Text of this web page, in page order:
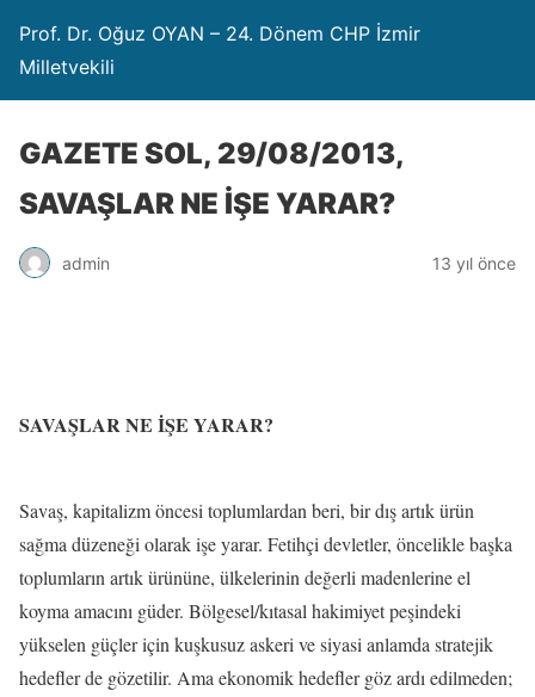
Prof. Dr. Oğuz OYAN – 24. Dönem CHP İzmir
Milletvekili
GAZETE SOL, 29/08/2013,
SAVAŞLAR NE İŞE YARAR?
admin 13 yıl önce
SAVAŞLAR NE İŞE YARAR?
Savaş, kapitalizm öncesi toplumlardan beri, bir dış artık ürün
sağma düzeneği olarak işe yarar. Fetihçi devletler, öncelikle başka
toplumların artık ürününe, ülkelerinin değerli madenlerine el
koyma amacını güder. Bölgesel/kıtasal hakimiyet peşindeki
yükselen güçler için kuşkusuz askeri ve siyasi anlamda stratejik
hedefler de gözetilir. Ama ekonomik hedefler göz ardı edilmeden;